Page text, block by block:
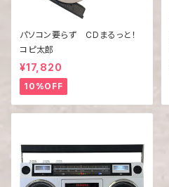
パソコン要らず CDまるっと！
コピ太郎
¥17,820
10%OFF